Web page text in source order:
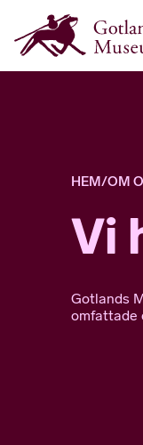
HEM/OM
Vi
Gotlands
omfattade